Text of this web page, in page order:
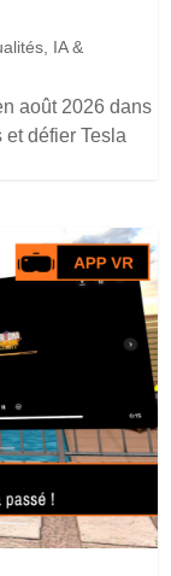
IA &
août 2026 dans
défier Tesla